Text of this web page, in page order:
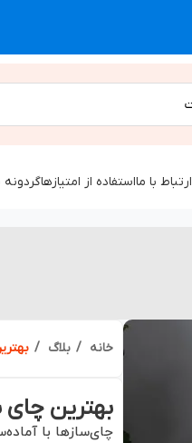
ارتباط با مااستفاده از امتیازها
خانه بلاگ
بهترین چای
چای‌سازها با